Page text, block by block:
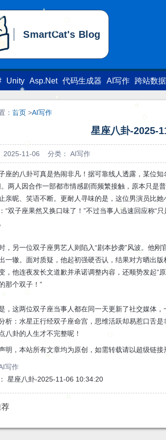
Blog
SmartCat's Blog
Unity Asp.Net 代码生成器 AI写作 跨站数据
：首页 >AI写作
星座八卦-2025-
2025-11-06 分类：AI写作
座的八卦可真是热闹非凡！据可靠线人透露，某位
。两人因合作一部都市情感剧而频繁接触，原本只是
亲昵、笑语不断。更耐人寻味的是，这位男演员比
“双子座果然又换口味了！”不过当事人迅速回应称“
，另一位双子座男艺人则陷入“剧本抄袭”风波。他
一辙。面对质疑，他起初强硬否认，结果对方晒出
，他连夜发长文道歉并承诺调整内容，还顺势发起“
那个双子！”
，这两位双子座当事人都在同一天更新了社交媒体
析：水星正行经双子座命宫，思维活跃却易惹口舌
八卦的人生才不完整呢！
明，本站所有文章均为原创，如需转载请以超级链
写作
星座八卦-2025-11-06 10:34:20
荐